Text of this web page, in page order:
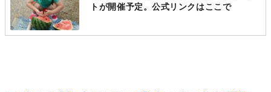
トが開催予定。公式リンクはここで